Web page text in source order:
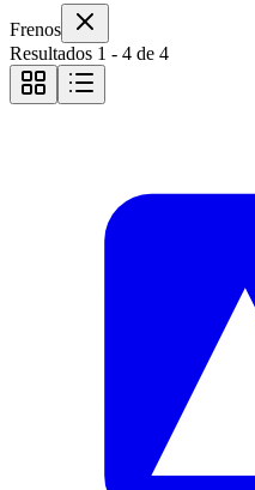
Frenos
Resultados 1 - 4 de 4